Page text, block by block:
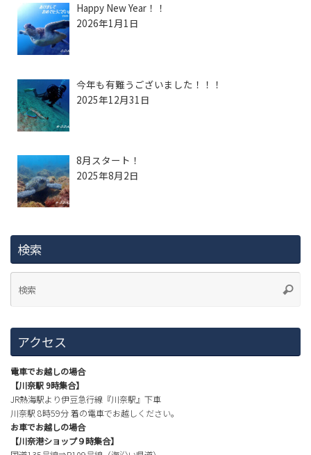
Happy New Year！！
2026年1月1日
今年も有難うございました！！！
2025年12月31日
8月スタート！
2025年8月2日
検索
アクセス
電車でお越しの場合
【川奈駅 9時集合】
JR熱海駅より伊豆急行線『川奈駅』下車
川奈駅 8時59分 着の電車でお越しください。
お車でお越しの場合
【川奈港ショップ９時集合】